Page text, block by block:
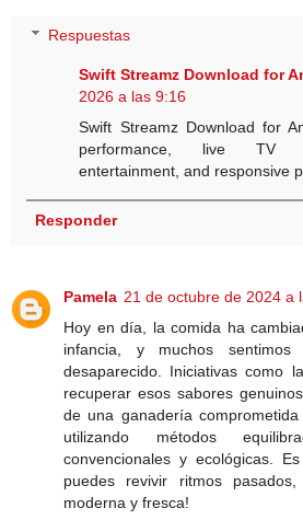
Respuestas
Swift Streamz Download for
2026 a las 9:16
Swift Streamz Download for
performance, live TV
entertainment, and responsive
Responder
Pamela 21 de octubre de 2024 a
Hoy en día, la comida ha
infancia, y muchos
desaparecido. Iniciativas como
recuperar esos sabores
de una ganadería
utilizando métodos
convencionales y ecológicas.
puedes revivir ritmos
moderna y fresca!